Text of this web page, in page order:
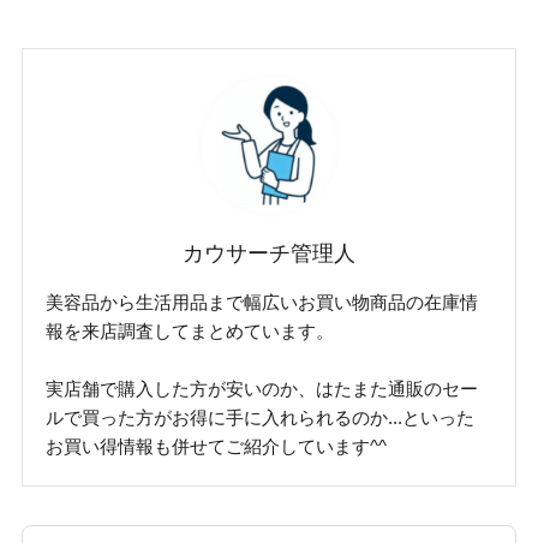
カウサーチ管理人
美容品から生活用品まで幅広いお買い物商品の在庫情
報を来店調査してまとめています。
実店舗で購入した方が安いのか、はたまた通販のセー
ルで買った方がお得に手に入れられるのか...といった
お買い得情報も併せてご紹介しています^^